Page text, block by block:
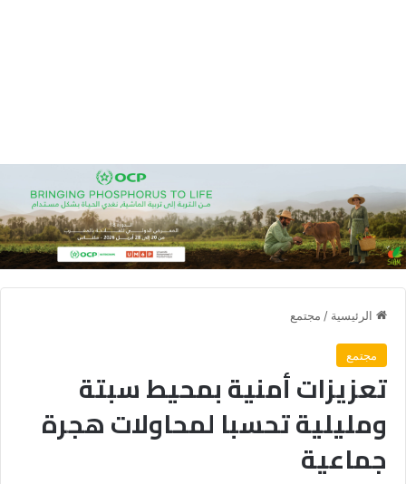
الرئيسية / مجتمع
مجتمع
تعزيزات أمنية بمحيط سبتة
ومليلية تحسبا لمحاولات هجرة
جماعية